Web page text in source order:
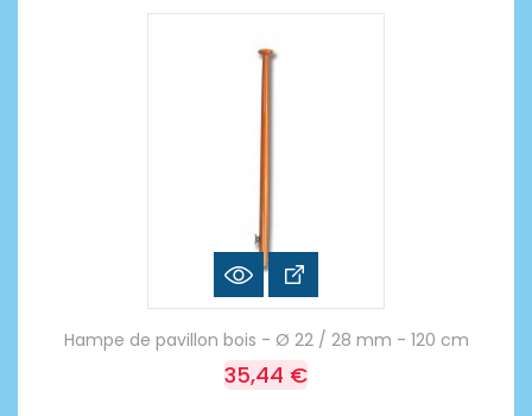
Hampe de pavillon bois - Ø 22 / 28 mm - 120 cm
35,44 €